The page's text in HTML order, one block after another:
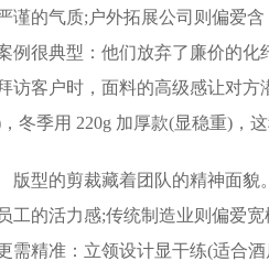
谨的气质;户外拓展公司则偏爱
例很典型：他们放弃了廉价的化
访客户时，面料的高级感让对方
冬季用 220g 加厚款(显稳重)，
版型的剪裁藏着团队的精神面貌
工的活力感;传统制造业则偏爱
需精准：立领设计显干练(适合